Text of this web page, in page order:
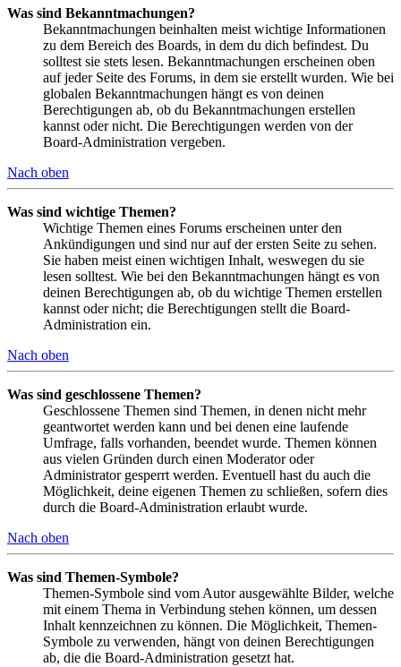
Was sind Bekanntmachungen?
Bekanntmachungen beinhalten meist wichtige Informationen
zu dem Bereich des Boards, in dem du dich befindest. Du
solltest sie stets lesen. Bekanntmachungen erscheinen oben
auf jeder Seite des Forums, in dem sie erstellt wurden. Wie bei
globalen Bekanntmachungen hängt es von deinen
Berechtigungen ab, ob du Bekanntmachungen erstellen
kannst oder nicht. Die Berechtigungen werden von der
Board-Administration vergeben.
Nach oben
Was sind wichtige Themen?
Wichtige Themen eines Forums erscheinen unter den
Ankündigungen und sind nur auf der ersten Seite zu sehen.
Sie haben meist einen wichtigen Inhalt, weswegen du sie
lesen solltest. Wie bei den Bekanntmachungen hängt es von
deinen Berechtigungen ab, ob du wichtige Themen erstellen
kannst oder nicht; die Berechtigungen stellt die Board-
Administration ein.
Nach oben
Was sind geschlossene Themen?
Geschlossene Themen sind Themen, in denen nicht mehr
geantwortet werden kann und bei denen eine laufende
Umfrage, falls vorhanden, beendet wurde. Themen können
aus vielen Gründen durch einen Moderator oder
Administrator gesperrt werden. Eventuell hast du auch die
Möglichkeit, deine eigenen Themen zu schließen, sofern dies
durch die Board-Administration erlaubt wurde.
Nach oben
Was sind Themen-Symbole?
Themen-Symbole sind vom Autor ausgewählte Bilder, welche
mit einem Thema in Verbindung stehen können, um dessen
Inhalt kennzeichnen zu können. Die Möglichkeit, Themen-
Symbole zu verwenden, hängt von deinen Berechtigungen
ab, die die Board-Administration gesetzt hat.